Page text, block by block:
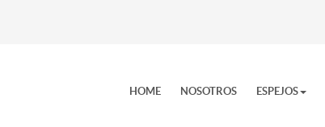
HOME NOSOTROS ESPEJOS